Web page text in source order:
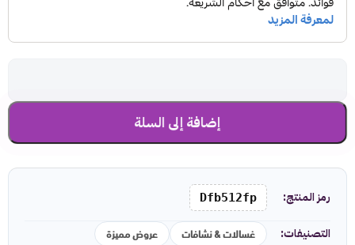
إضافة إلى السلة
رمز المنتج: Dfb512fp
التصنيفات: غسالات & نشافات
عروض مميزة